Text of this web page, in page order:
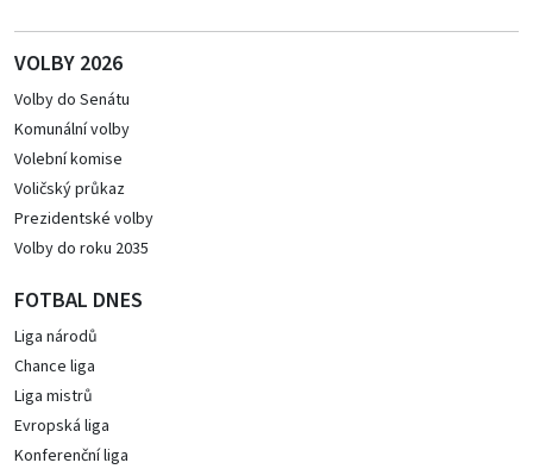
VOLBY 2026
Volby do Senátu
Komunální volby
Volební komise
Voličský průkaz
Prezidentské volby
Volby do roku 2035
FOTBAL DNES
Liga národů
Chance liga
Liga mistrů
Evropská liga
Konferenční liga